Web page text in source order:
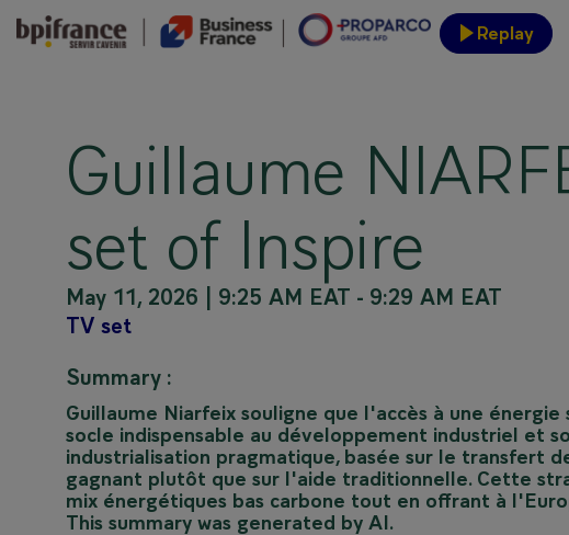
Replay
Guillaume
set of Inspire
May 11, 2026 9:25 AM EAT - 9:29 AM EAT
TV set
Summary :
Guillaume Niarfeix souligne que l'accès à une
socle indispensable au développement industriel et
industrialisation pragmatique, basée sur le transfert
gagnant plutôt que sur l'aide traditionnelle. Cette
mix énergétiques bas carbone tout en offrant à
This summary was generated by AI.